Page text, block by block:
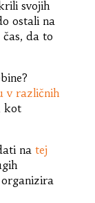
svojih
ostali na
da to
v različnih
kot
na tej